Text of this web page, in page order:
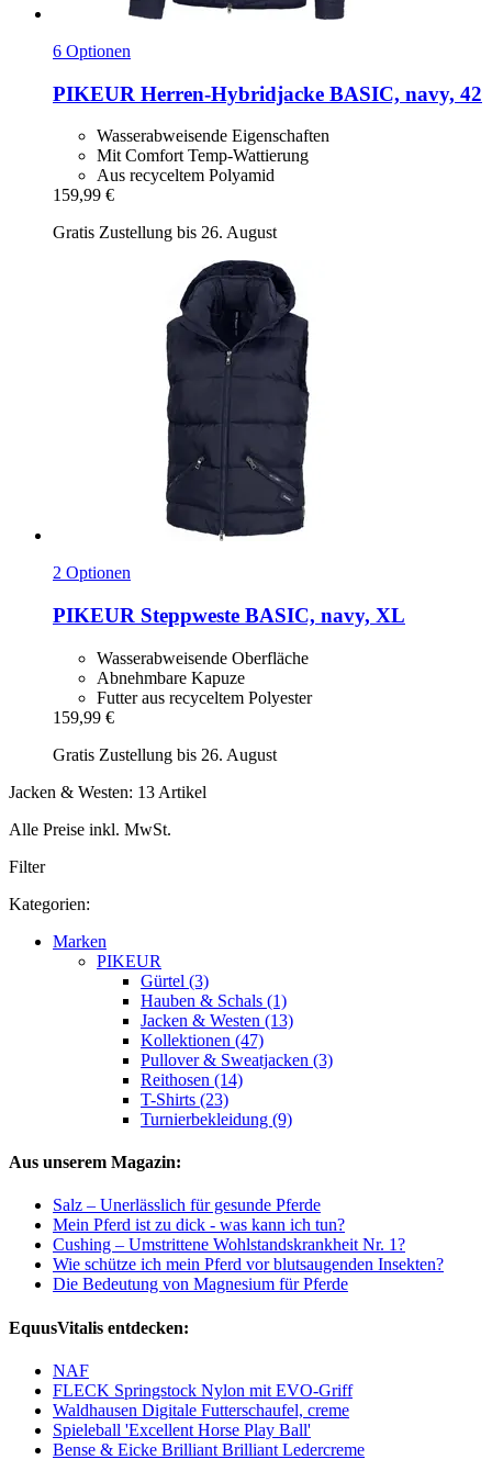
6 Optionen
PIKEUR Herren-​Hybridjacke BASIC, navy, 42
Wasserabweisende Eigenschaften
Mit Comfort Temp-Wattierung
Aus recyceltem Polyamid
159,99 €
Gratis Zustellung bis 26. August
2 Optionen
PIKEUR Steppweste BASIC, navy, XL
Wasserabweisende Oberfläche
Abnehmbare Kapuze
Futter aus recyceltem Polyester
159,99 €
Gratis Zustellung bis 26. August
Jacken & Westen: 13 Artikel
Alle Preise inkl. MwSt.
Filter
Kategorien:
Marken
PIKEUR
Gürtel (3)
Hauben & Schals (1)
Jacken & Westen (13)
Kollektionen (47)
Pullover & Sweatjacken (3)
Reithosen (14)
T-Shirts (23)
Turnierbekleidung (9)
Aus unserem Magazin:
Salz – Unerlässlich für gesunde Pferde
Mein Pferd ist zu dick - was kann ich tun?
Cushing – Umstrittene Wohlstandskrankheit Nr. 1?
Wie schütze ich mein Pferd vor blutsaugenden Insekten?
Die Bedeutung von Magnesium für Pferde
EquusVitalis entdecken:
NAF
FLECK Springstock Nylon mit EVO-Griff
Waldhausen Digitale Futterschaufel, creme
Spieleball 'Excellent Horse Play Ball'
Bense & Eicke Brilliant Brilliant Ledercreme